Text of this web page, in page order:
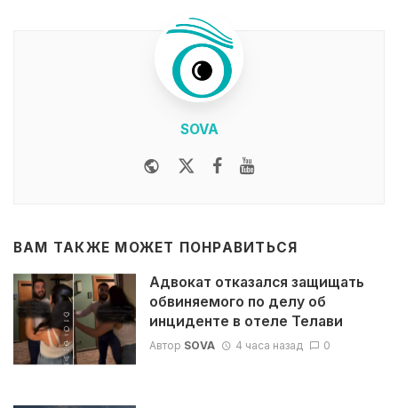
SOVA
WebsiteTwitterFacebook
ВАМ ТАКЖЕ МОЖЕТ ПОНРАВИТЬСЯ
Адвокат отказался защищать
обвиняемого по делу об
инциденте в отеле Телави
Автор SOVA 4 часа назад 0